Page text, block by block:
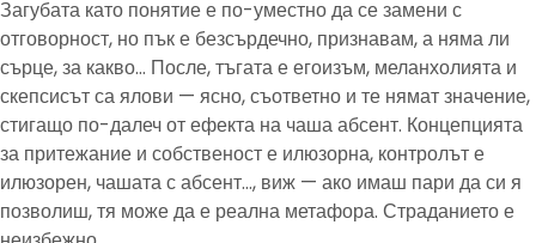
Загубата като понятие е по-уместно да се замени с
отговорност, но пък е безсърдечно, признавам, а няма ли
сърце, за какво… После, тъгата е егоизъм, меланхолията и
скепсисът са ялови — ясно, съответно и те нямат значение,
стигащо по-далеч от ефекта на чаша абсент. Концепцията
за притежание и собственост е илюзорна, контролът е
илюзорен, чашата с абсент…, виж — ако имаш пари да си я
позволиш, тя може да е реална метафора. Страданието е